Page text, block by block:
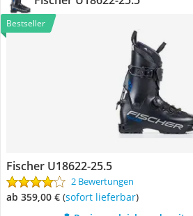
Bestseller
Fischer U18622-25.5
2 Bewertungen
ab 359,00 € ( Sofort lieferbar)